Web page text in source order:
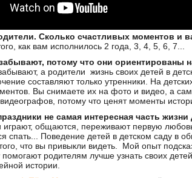
Сколько счастливых моментов и
как вам исполнилось 2 года, 3, 4, 5, 6, 7...
потому что они ориентированы
а родители жизнь своих детей в
составляют только утренники. На
Вы снимаете их на фото и видео, а
потому что ценят моменты
не самая интересная часть
играют, общаются, переживают первую
спать... Поведение детей в детском саду в
что вы привыкли видеть. Мой опыт
помогают родителям лучше узнать своих
истории.